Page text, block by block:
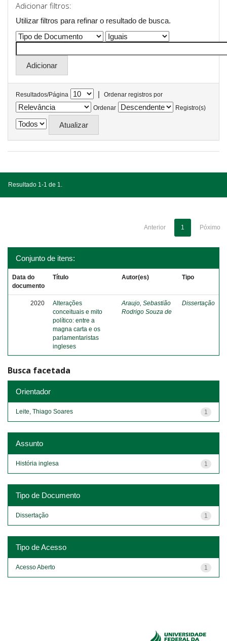
Adicionar filtros:
Utilizar filtros para refinar o resultado de busca.
Resultados/Página |
Ordenar registros por
Ordenar
Registro(s)
Resultado 1-1 de 1.
Anterior 1 Póximo
Conjunto de itens:
Data do
documento
Título Autor(es) Tipo
2020
Alterações
conceituais e mito
político: entre a
magna carta e os
parlamentaristas
ingleses
Araujo, Sebastião
Rodrigo Souza de
Dissertação
Busca facetada
Orientador
1
Leite, Thiago Soares
Assunto
1
História inglesa
Tipo de Documento
1
Dissertação
Tipo de Acesso
1
Acesso Aberto